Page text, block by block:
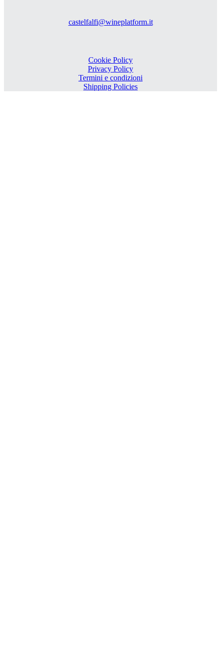
castelfalfi@wineplatform.it
Cookie Policy
Privacy Policy
Termini e condizioni
Shipping Policies